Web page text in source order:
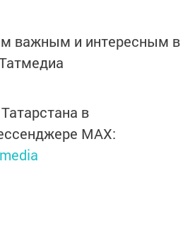
важным и интересным в
в
MАХ: